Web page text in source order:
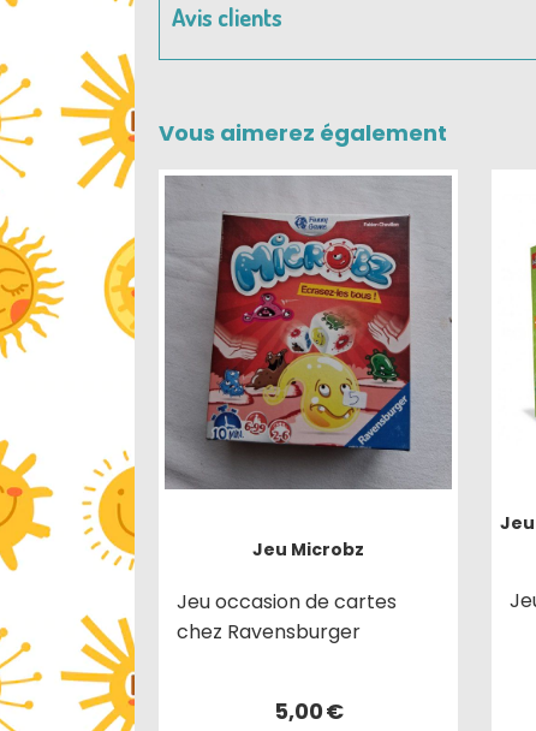
Avis clients
Vous aimerez également
Jeu Microbz
Jeu occasion de cartes
chez Ravensburger
5,00€